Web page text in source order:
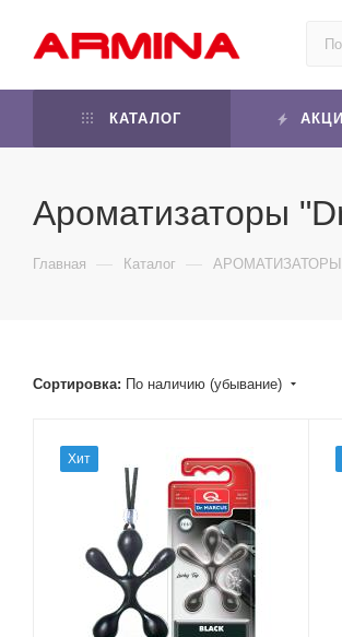
КАТАЛОГ
Ароматизаторы
Главная — Каталог — АРОМАТИЗАТОРЫ
Сортировка: По наличию (убывание)
Хит